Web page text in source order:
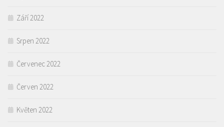
Září 2022
Srpen 2022
Červenec 2022
Červen 2022
Květen 2022